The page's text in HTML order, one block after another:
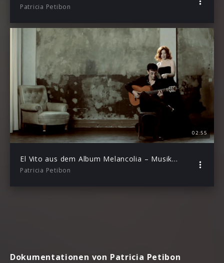
Patricia Petibon
02:55
El Vito aus dem Album Melancolia – Musikvideo
Patricia Petibon
Dokumentationen von Patricia Petibon